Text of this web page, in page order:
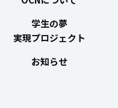
学生の夢
実現プロジェクト
お知らせ